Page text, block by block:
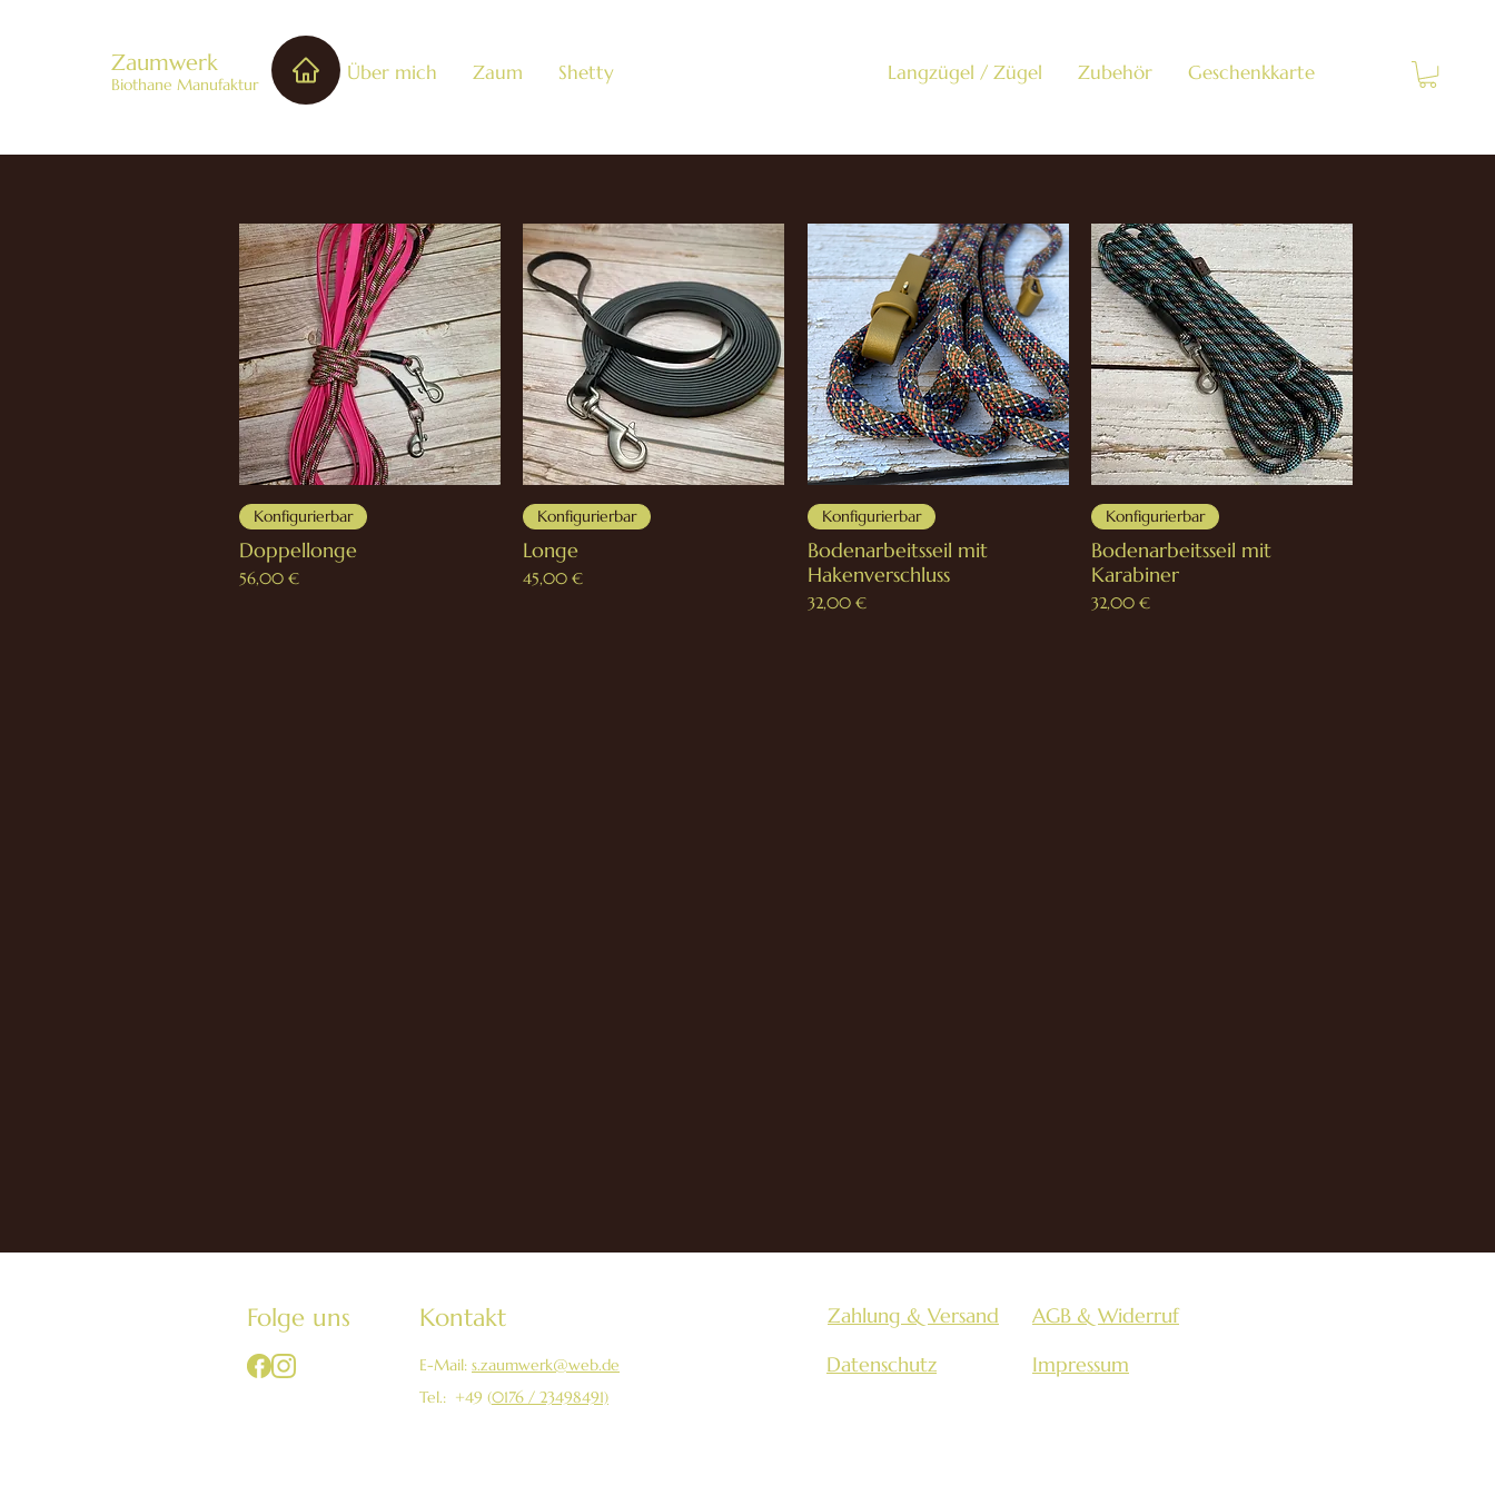
Zaumwerk
Biothane Manufaktur Über mich Zaum Shetty Langzügel / Zügel Zubehör Geschenkkarte
Konfigurierbar
Doppellonge
Preis
56,00 €
Konfigurierbar
Longe
Preis
45,00 €
Konfigurierbar
Bodenarbeitsseil mit
Hakenverschluss
Preis
32,00 €
Konfigurierbar
Bodenarbeitsseil mit
Karabiner
Preis
32,00 €
Folge uns Kontakt
E-Mail: s.zaumwerk@web.de
Tel.: +49 (0176 / 23498491)
Zahlung & Versand
Datenschutz
AGB & Widerruf
Impressum